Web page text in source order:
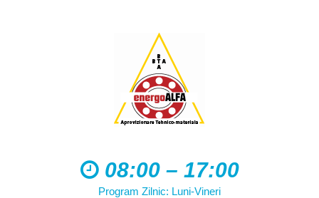
08:00 – 17:00
Program Zilnic: Luni-Vineri